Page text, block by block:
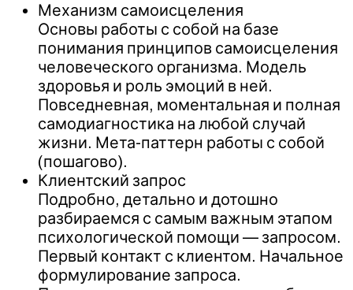
Механизм самоисцеления
Основы работы с собой на базе
понимания принципов самоисцеления
человеческого организма. Модель
здоровья и роль эмоций в ней.
Повседневная, моментальная и полная
самодиагностика на любой случай
жизни. Мета-паттерн работы с собой
(пошагово).
Клиентский запрос
Подробно, детально и дотошно
разбираемся с самым важным этапом
психологической помощи — запросом.
Первый контакт с клиентом. Начальное
формулирование запроса.